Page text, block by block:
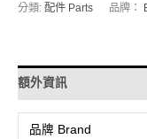
分類: 配件 Parts 品牌：
額外資訊
品牌 Brand